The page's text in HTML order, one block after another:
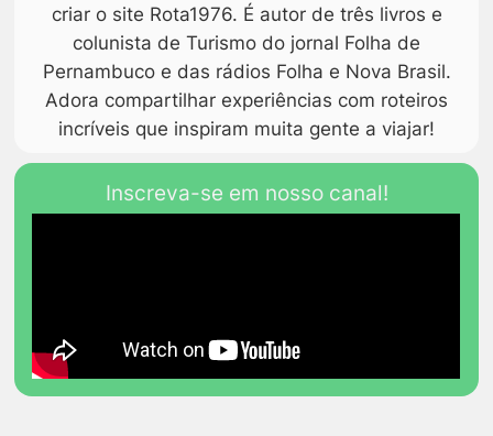
criar o site Rota1976. É autor de três livros e
colunista de Turismo do jornal Folha de
Pernambuco e das rádios Folha e Nova Brasil.
Adora compartilhar experiências com roteiros
incríveis que inspiram muita gente a viajar!
Inscreva-se em nosso canal!